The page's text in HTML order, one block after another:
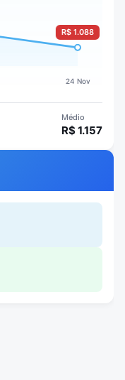
Médio
R$ 1.157